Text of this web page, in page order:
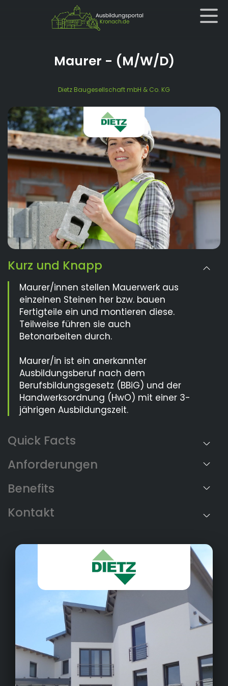
Maurer - (M/W/D)
Dietz Baugesellschaft mbH & Co. KG
Kurz und Knapp
Maurer/innen stellen Mauerwerk aus
einzelnen Steinen her bzw. bauen
Fertigteile ein und montieren diese.
Teilweise führen sie auch
Betonarbeiten durch.
Maurer/in ist ein anerkannter
Ausbildungsberuf nach dem
Berufsbildungsgesetz (BBiG) und der
Handwerksordnung (HwO) mit einer 3-
jährigen Ausbildungszeit.
Anforderungen
Benefits